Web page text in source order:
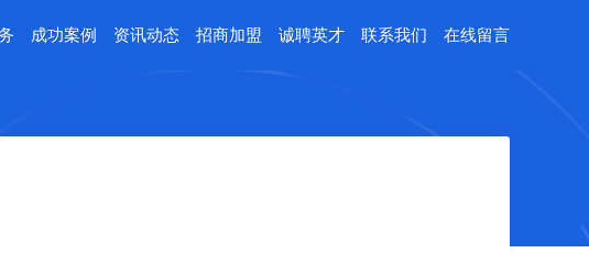
成功案例 资讯动态 招商加盟 诚聘英才 联系我们 在线留言